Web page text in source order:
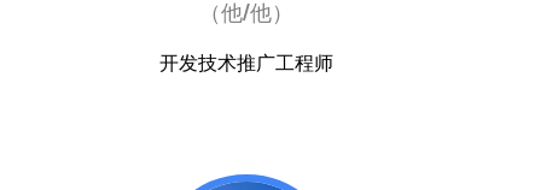
（他/他）
开发技术推广工程师